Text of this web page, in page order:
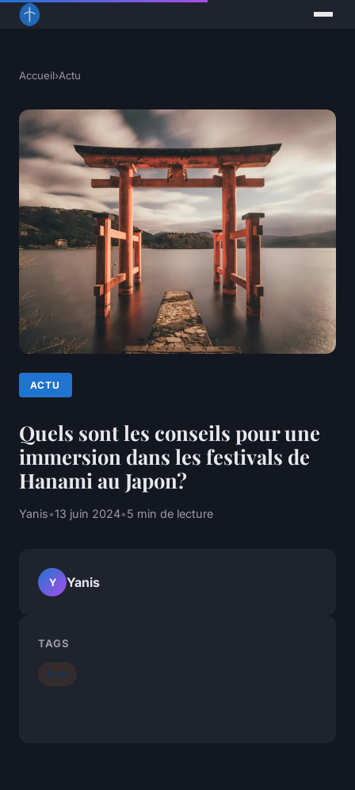
Accueil›Actu
ACTU
Quels sont les conseils pour une
immersion dans les festivals de
Hanami au Japon?
Yanis•13 juin 2024•5 min de lecture
Y Yanis
TAGS
Actu